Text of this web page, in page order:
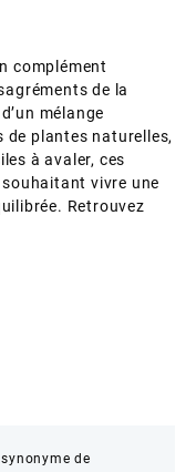
complément
de la
mélange
plantes naturelles,
à avaler, ces
vivre une
Retrouvez
de